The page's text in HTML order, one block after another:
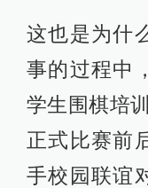
这也是为什
事的过程中
学生围棋培
正式比赛前
手校园联谊